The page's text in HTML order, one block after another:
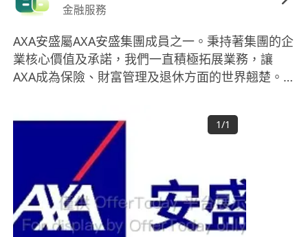
福利：
具競爭力之薪酬待遇，薪資面議，涵蓋基本薪
金、績效獎金及業務達標激勵，收入上不封頂。
融理財師）、CHFP（國家理財規劃師）或其他
認可資格考試及續期費用。
享有額外醫療保障計劃，涵蓋門診、住院、牙科
及視光服務，並可為合資格家屬作附帶投保。
彈性工作模式，支援自主安排工作時間與地點
（部分職能可混合辦公），營造尊重個人節奏的
工作文化。
金融服務
AXA安盛屬AXA安盛集團成員之一。秉持著集團的企
業核心價值及承諾，我們一直積極拓展業務，讓
AXA成為保險、財富管理及退休方面的世界翹楚。
9500萬名客戶2，旗下員工154,000人2。AXA安盛
集團的收益為1103億歐元 (約9258億港元)3，其管
理資產為9830億歐元 (約82510億港元)。
1/1